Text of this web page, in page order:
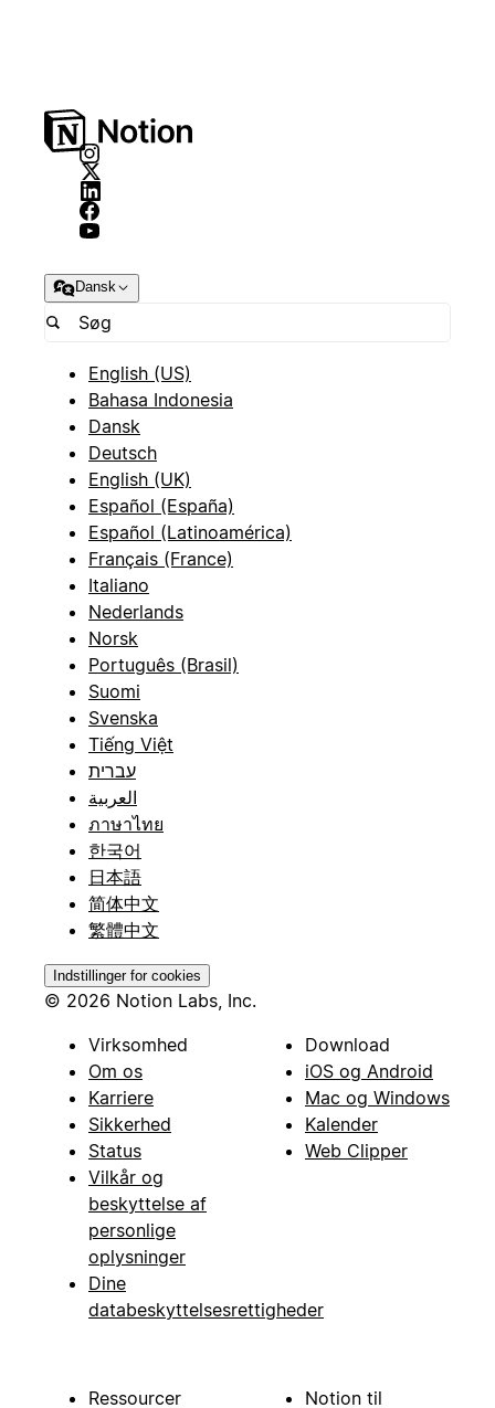
Dansk
English (US)
Bahasa Indonesia
Dansk
Deutsch
English (UK)
Español (España)
Español (Latinoamérica)
Français (France)
Italiano
Nederlands
Norsk
Português (Brasil)
Suomi
Svenska
Tiếng Việt
עברית
العربية
ภาษาไทย
한국어
日本語
简体中文
繁體中文
Indstillinger for cookies
© 2026 Notion Labs, Inc.
Virksomhed
Om os
Karriere
Sikkerhed
Status
Vilkår og
beskyttelse af
personlige
oplysninger
Dine
databeskyttelsesrettigheder
Download
iOS og Android
Mac og Windows
Kalender
Web Clipper
Ressourcer Notion til